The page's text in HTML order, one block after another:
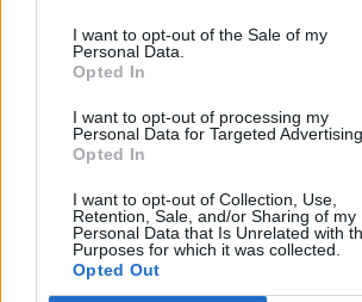
I want to opt-out of the Sale of my
Personal Data.
Opted In
I want to opt-out of processing my
Personal Data for Targeted Advertising.
Opted In
I want to opt-out of Collection, Use,
Retention, Sale, and/or Sharing of my
Personal Data that Is Unrelated with
Purposes for which it was collected.
Opted Out
Líbí se:0
Oblibené místnosti
Sledované diskuze
Poslední 3 příspěvky na